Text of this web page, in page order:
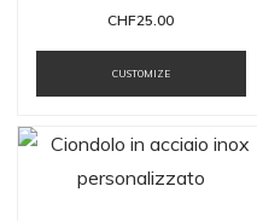
CHF25.00
CUSTOMIZE